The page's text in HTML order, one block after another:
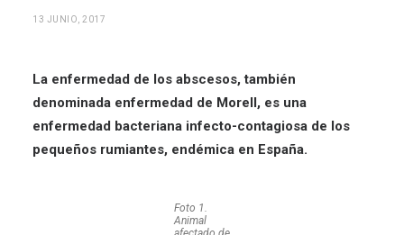
13 JUNIO, 2017
La enfermedad de los abscesos, también
denominada enfermedad de Morell, es una
enfermedad bacteriana infecto-contagiosa de los
pequeños rumiantes, endémica en España.
Foto 1.
Animal